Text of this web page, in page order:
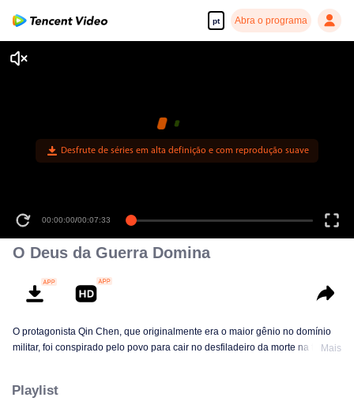
pt Abra o programa
00:00:00/00:07:33
O Deus da Guerra Domina
O protagonista Qin Chen, que originalmente era o maior gênio no domínio
militar, foi conspirado pelo povo para cair no desfiladeiro da morte na terraMais
Playlist